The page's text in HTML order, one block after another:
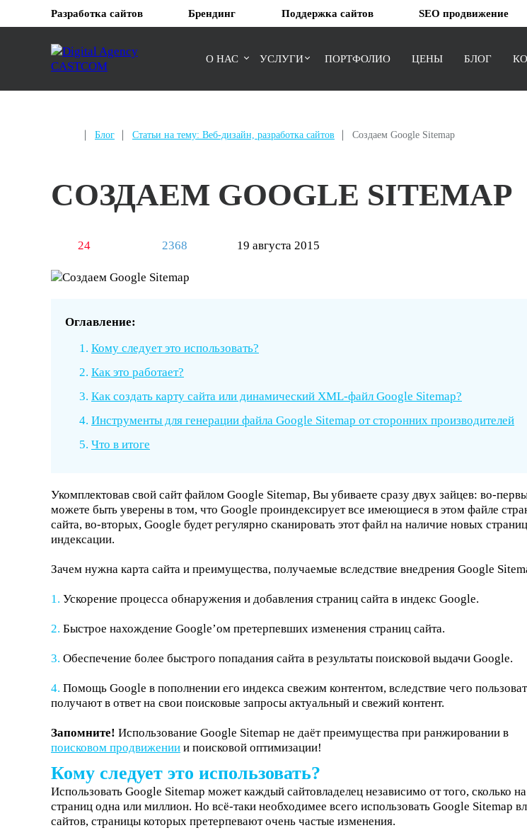
Разработка сайтов Брендинг Поддержка сайтов SEO продвижение
О НАС УСЛУГИ ПОРТФОЛИО ЦЕНЫ БЛОГ
Блог Статьи на тему: Веб-дизайн, разработка сайтов Создаем Google Sitemap
СОЗДАЕМ GOOGLE SITEMAP
24 2368 19 августа 2015
Оглавление:
Кому следует это использовать?
Как это работает?
Как создать карту сайта или динамический XML-файл Google Sitemap?
Инструменты для генерации файла Google Sitemap от сторонних производителей
Что в итоге
Укомплектовав свой сайт файлом Google Sitemap, Вы убиваете сразу двух зайцев: во-
можете быть уверены в том, что Google проиндексирует все имеющиеся в этом файле
сайта, во-вторых, Google будет регулярно сканировать этот файл на наличие новых
индексации.
Зачем нужна карта сайта и преимущества, получаемые вследствие внедрения Google
Ускорение процесса обнаружения и добавления страниц сайта в индекс Google.
Быстрое нахождение Google’ом претерпевших изменения страниц сайта.
Обеспечение более быстрого попадания сайта в результаты поисковой выдачи Google.
Помощь Google в пополнении его индекса свежим контентом, вследствие чего
получают в ответ на свои поисковые запросы актуальный и свежий контент.
Запомните! Использование Google Sitemap не даёт преимущества при ранжировании в
поисковом продвижении и поисковой оптимизации!
Кому следует это использовать?
Использовать Google Sitemap может каждый сайтовладелец независимо от того, сколько на
страниц одна или миллион. Но всё-таки необходимее всего использовать Google Sitemap
сайтов, страницы которых претерпевают очень частые изменения.